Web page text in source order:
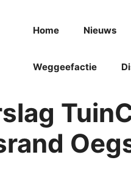
Home Nieuws
Weggeefactie